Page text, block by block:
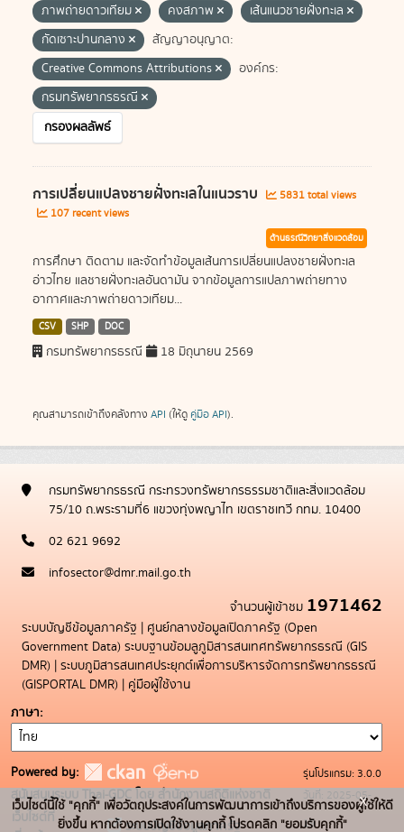
ภาพถ่ายดาวเทียม
คงสภาพ
เส้นแนวชายฝั่งทะเล
กัดเซาะปานกลาง
สัญญาอนุญาต:
Creative Commons Attributions
องค์กร:
กรมทรัพยากรธรณี
กรองผลลัพธ์
การเปลี่ยนแปลงชายฝั่งทะเลในแนวราบ
5831 total views
107 recent views
ด้านธรณีวิทยาสิ่งแวดล้อม
การศึกษา ติดตาม และจัดทำข้อมูลเส้นการเปลี่ยนแปลงชายฝั่งทะเล
อ่าวไทย แลชายฝั่งทะเลอันดามัน จากข้อมูลการแปลภาพถ่ายทาง
อากาศและภาพถ่ายดาวเทียม...
CSV SHP DOC
กรมทรัพยากรธรณี 18 มิถุนายน 2569
คุณสามารถเข้าถึงคลังทาง API (ให้ดู คู่มือ API).
กรมทรัพยากรธรณี กระทรวงทรัพยากรธรรมชาติและสิ่งแวดล้อม
75/10 ถ.พระรามที่6 แขวงทุ่งพญาไท เขตราชเทวี กทม. 10400
02 621 9692
infosector@dmr.mail.go.th
จำนวนผู้เข้าชม 1971462
ระบบบัญชีข้อมูลภาครัฐ | ศูนย์กลางข้อมูลเปิดภาครัฐ (Open
Government Data) ระบบฐานข้อมลูภูมิสารสนเทศทรัพยากรธรณี (GIS
DMR) | ระบบภูมิสารสนเทศประยุกต์เพื่อการบริหารจัดการทรัพยากรธรณี
(GISPORTAL DMR) | คู่มือผู้ใช้งาน
ภาษา
Powered by:
สนับสนุนระบบ Thai-GDC โดย สำนักงานสถิติแห่งชาติ
เว็บไซต์ที่
ระบบบัญชีข้อมูลภาครัฐ
รุ่นโปรแกรม: 3.0.0
วันที่: 2025-05-
19
เว็บไซต์นี้ใช้ "คุกกี้" เพื่อวัตถุประสงค์ในการพัฒนาการเข้าถึงบริการของผู้ใช้ให้ดี
ยิ่งขึ้น หากต้องการเปิดใช้งานคุกกี้ โปรดคลิก "ยอมรับคุกกี้"
x